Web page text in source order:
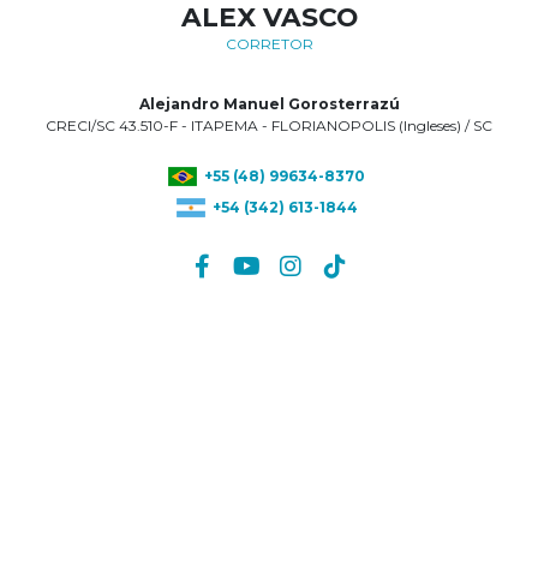
ALEX VASCO
CORRETOR
Alejandro Manuel Gorosterrazú
CRECI/SC 43.510-F - ITAPEMA - FLORIANOPOLIS (Ingleses) / SC
+55 (48) 99634-8370
+54 (342) 613-1844